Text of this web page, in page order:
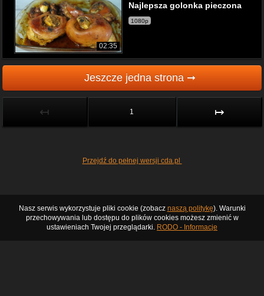
02:35
Najlepsza golonka pieczona
1080p
Jeszcze jedna strona ➞
↤ 1 ↦
Przejdź do pełnej wersji cda.pl
Nasz serwis wykorzystuje pliki cookie (zobacz naszą politykę). Warunki
przechowywania lub dostępu do plików cookies możesz zmienić w
ustawieniach Twojej przeglądarki. RODO - Informacje